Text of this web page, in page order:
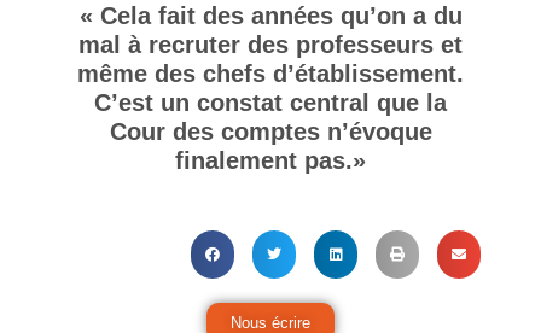
« Cela fait des années qu’on a du
mal à recruter des professeurs et
même des chefs d’établissement.
C’est un constat central que la
Cour des comptes n’évoque
finalement pas.»
Nous écrire